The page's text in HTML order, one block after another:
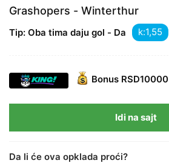
Grashopers - Winterthur
Tip: Oba tima daju gol - Da k:
Bonus RSD10000
Idi na sajt
Da li će ova opklada proći?